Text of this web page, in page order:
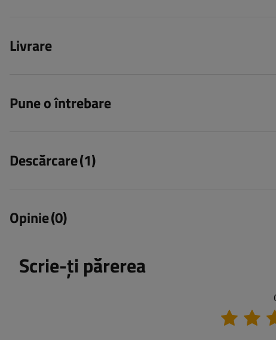
Livrare
Pune o întrebare
Descărcare(1)
Opinie(0)
Scrie-ți părerea